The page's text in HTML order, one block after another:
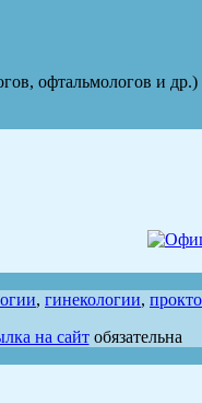
офтальмологов и
, гинекологии,
на сайтобязательна